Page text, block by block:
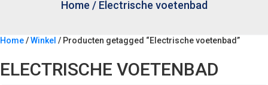
Home / Electrische voetenbad
Home/Winkel / Producten getagged “Electrische voetenbad”
ELECTRISCHE VOETENBAD